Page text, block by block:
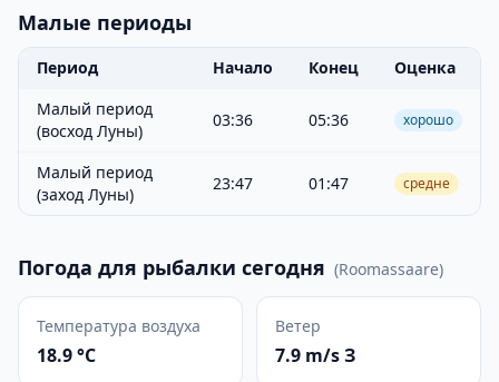
Малые периоды
Период Начало Конец
Оценка
Малый период
(восход Луны)
03:36 05:36 хорошо
Малый период
(заход Луны)
23:47 01:47 средне
Погода для рыбалки сегодня (Roomassaare)
Температура воздуха
18.9 °C
Ветер
7.9 m/s З